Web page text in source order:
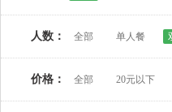
人数： 全部 单人餐
价格： 全部 20元以下